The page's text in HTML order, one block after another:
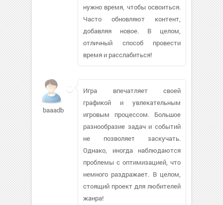
нужно время, чтобы освоиться.
Часто обновляют контент,
добавляя новое. В целом,
отличный способ провести
время и расслабиться!
baaadb610
Игра впечатляет своей
графикой и увлекательным
игровым процессом. Большое
разнообразие задач и событий
не позволяет заскучать.
Однако, иногда наблюдаются
проблемы с оптимизацией, что
немного раздражает. В целом,
стоящий проект для любителей
жанра!